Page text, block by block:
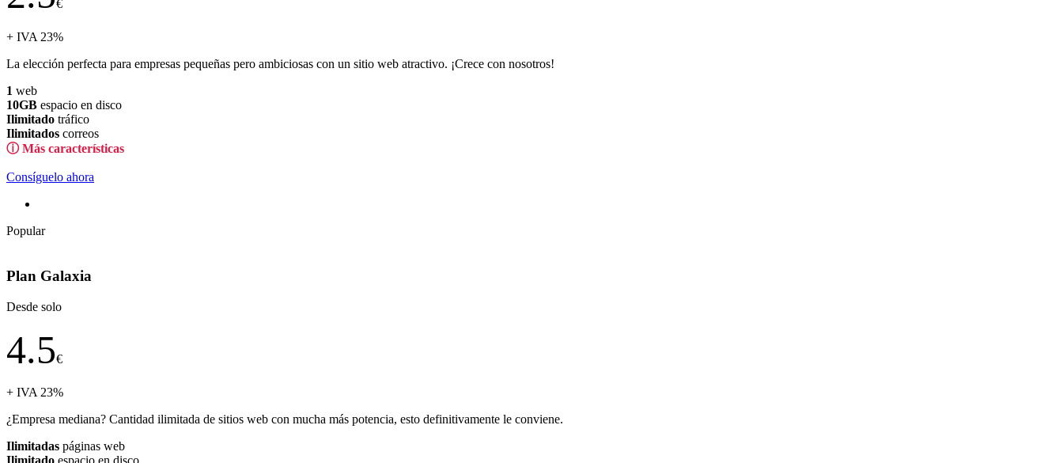
€
+ IVA 23%
La elección perfecta para empresas pequeñas pero ambiciosas con un sitio web atractivo. ¡Crece con nosotros!
1 web
10GB espacio en disco
Ilimitado tráfico
Ilimitados correos
ⓘ Más características
Consíguelo ahora
Popular
Plan Galaxia
Desde solo
4.5€
+ IVA 23%
¿Empresa mediana? Cantidad ilimitada de sitios web con mucha más potencia, esto definitivamente le conviene.
Ilimitadas páginas web
Ilimitado espacio en disco